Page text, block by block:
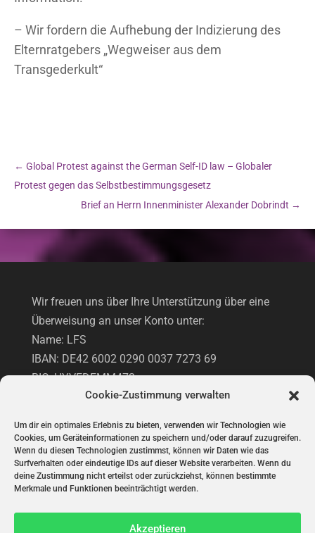
Cookie-Zustimmung verwalten
Um dir ein optimales Erlebnis zu bieten, verwenden wir Technologien wie
Cookies, um Geräteinformationen zu speichern und/oder darauf zuzugreifen.
Wenn du diesen Technologien zustimmst, können wir Daten wie das
Surfverhalten oder eindeutige IDs auf dieser Website verarbeiten. Wenn du
deine Zustimmung nicht erteilst oder zurückziehst, können bestimmte
Merkmale und Funktionen beeinträchtigt werden.
Akzeptieren
– Wir fordern die Aufhebung der Indizierung des
Elternratgebers „Wegweiser aus dem
Transgederkult“
← Global Protest against the German Self-ID law – Globaler
Protest gegen das Selbstbestimmungsgesetz
Brief an Herrn Innenminister Alexander Dobrindt →
Wir freuen uns über Ihre Unterstützung über eine
Überweisung an unser Konto unter:
Name: LFS
IBAN: DE42 6002 0290 0037 7273 69
BIC: HYVEDEMM473
Hypovereinsbank
UNTERSTÜTZUNG VIA PAYPAL